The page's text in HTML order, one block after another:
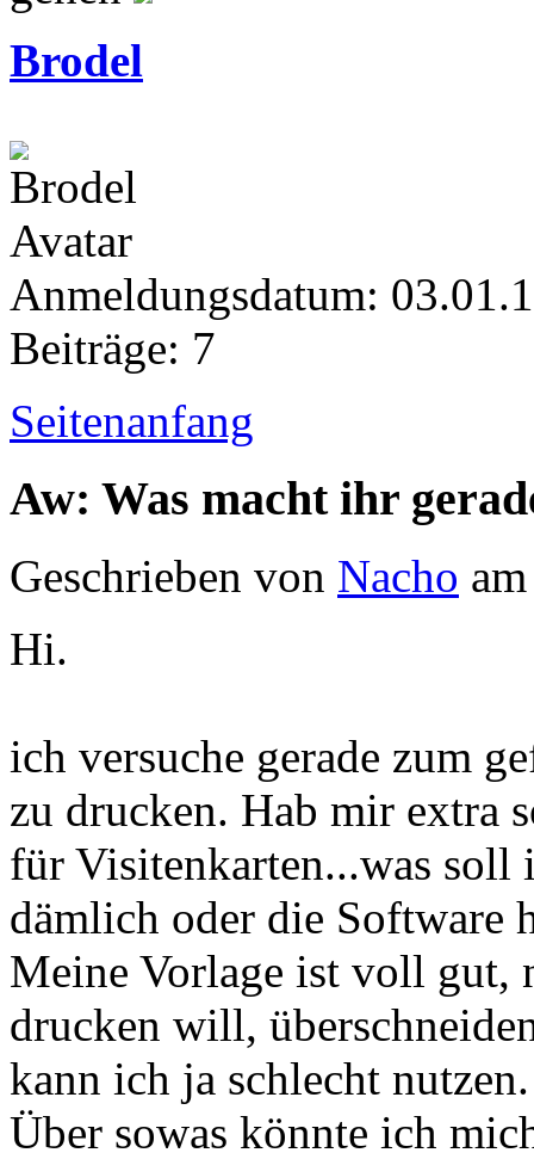
Brodel
Anmeldungsdatum:
Beiträge: 7
Seitenanfang
Aw: Was macht ihr
Geschrieben von Nacho
Hi.
ich versuche gerade zum
zu drucken. Hab mir extra
für Visitenkarten...was soll
dämlich oder die Software
Meine Vorlage ist voll gut,
drucken will,
kann ich ja schlecht nutzen.
Über sowas könnte ich